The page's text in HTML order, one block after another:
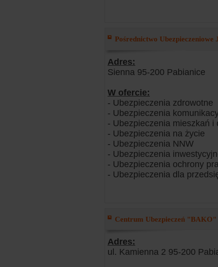
Pośrednictwo Ubezpieczeniowe
Adres:
Sienna 95-200 Pabianice
W ofercie:
- Ubezpieczenia zdrowotne
- Ubezpieczenia
- Ubezpieczenia mieszkań i
- Ubezpieczenia na życie
- Ubezpieczenia NNW
- Ubezpieczenia
- Ubezpieczenia ochrony
- Ubezpieczenia dla
Centrum Ubezpieczeń "BAKO"
Adres:
ul. Kamienna 2 95-200